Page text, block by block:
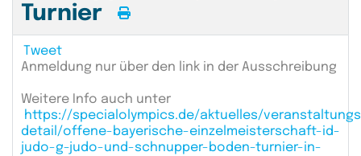
Turnier
Tweet
Anmeldung nur über den link in der Ausschreibung
Weitere Info auch unter
https://specialolympics.de/aktuelles/
detail/offene-bayerische-einzelmeisterschaft-id-
judo-g-judo-und-schnupper-boden-turnier-in-